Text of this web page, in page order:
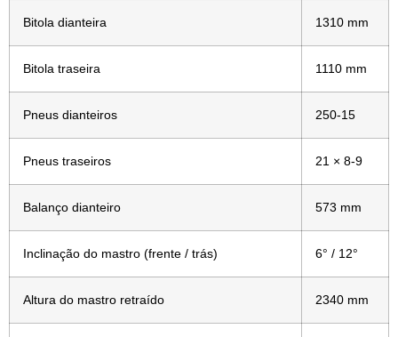
Bitola dianteira 1310 mm
Bitola traseira 1110 mm
Pneus dianteiros 250-15
Pneus traseiros 21 × 8-9
Balanço dianteiro 573 mm
Inclinação do mastro (frente / trás) 6° / 12°
Altura do mastro retraído 2340 mm